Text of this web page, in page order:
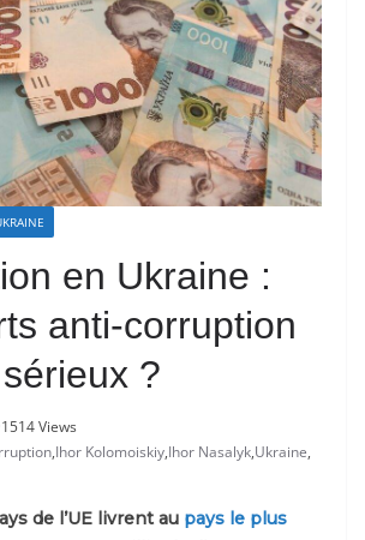
en Ukraine :
anti-corruption
?
1514 Views
,Ihor Kolomoiskiy,Ihor Nasalyk,Ukraine,
de l’UE livrent au pays le plus